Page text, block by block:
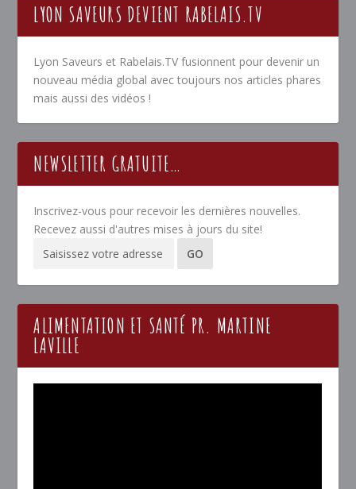
LYON SAVEURS DEVIENT RABELAIS.TV
Lyon Saveurs et Rabelais.TV fusionnent pour devenir un
nouveau média global avec toujours nos articles phares
mais aussi des vidéos !
NEWSLETTER GRATUITE…
Inscrivez-vous pour recevoir les dernières nouvelles.
Recevez aussi d'autres mises à jours du site!
ALIMENTATION ET SANTÉ PR. MARTINE
LAVILLE